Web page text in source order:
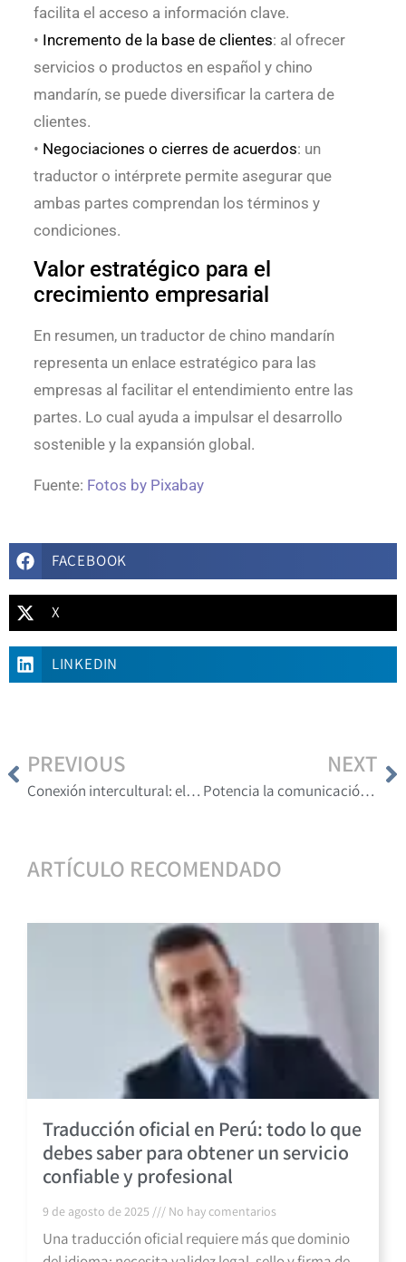
facilita el acceso a información clave.
• Incremento de la base de clientes: al ofrecer
servicios o productos en español y chino
mandarín, se puede diversificar la cartera de
clientes.
• Negociaciones o cierres de acuerdos: un
traductor o intérprete permite asegurar que
ambas partes comprendan los términos y
condiciones.
Valor estratégico para el
crecimiento empresarial
En resumen, un traductor de chino mandarín
representa un enlace estratégico para las
empresas al facilitar el entendimiento entre las
partes. Lo cual ayuda a impulsar el desarrollo
sostenible y la expansión global.
Fuente: Fotos by Pixabay
FACEBOOK
X
LINKEDIN
PREVIOUS
Conexión intercultural: el papel crucial de un traductor quechua en Perú
NEXT
Potencia la comunicación global con traducciones en chino mandarín
ARTÍCULO RECOMENDADO
Traducción oficial en Perú: todo lo que
debes saber para obtener un servicio
confiable y profesional
9 de agosto de 2025 No hay comentarios
Una traducción oficial requiere más que dominio